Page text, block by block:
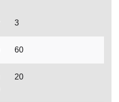
3
60
20